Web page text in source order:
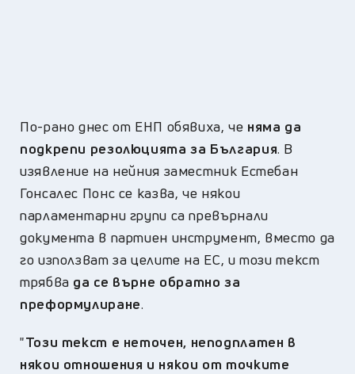
По-рано днес от ЕНП обявиха, че няма да
подкрепи резолюцията за България. В
изявление на нейния заместник Естебан
Гонсалес Понс се казва, че някои
парламентарни групи са превърнали
документа в партиен инструмент, вместо да
го използват за целите на ЕС, и този текст
трябва да се върне обратно за
преформулиране.
"Този текст e неточен, неподплатен в
някои отношения и някои от точките